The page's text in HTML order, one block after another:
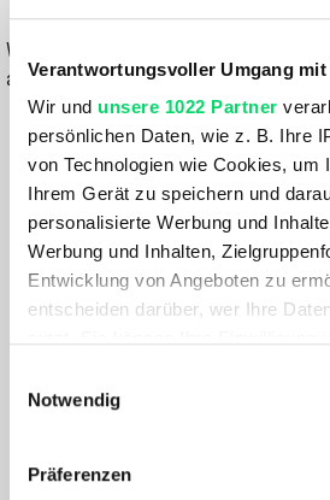
Verantwortungsvoller Umgang mit
Wir und unsere 1022 Partner
persönlichen Daten, wie z. B. Ihre
von Technologien wie Cookies, um
Ihrem Gerät zu speichern und
personalisierte Werbung und
Werbung und Inhalten,
Entwicklung von Angeboten zu
entscheiden darüber, wer Ihre
Trigger Symbol ändern oder
Informationen über Ihre
Notwendig
Präferenzen
Wähle eine Variante aus, um die
anzuzeigen
Du hast eine Frage?
Wir rufen dich an und beraten dich
BESCHREIBUNG
Das Rotwild R.X290 PRO setzt neue
Dynamic Carbonfasern vereint es
Leichtigkeit – und bringt dabei nur
Der innovative TQ HPR60 Motor
bis zu 60 Nm Drehmoment, drei